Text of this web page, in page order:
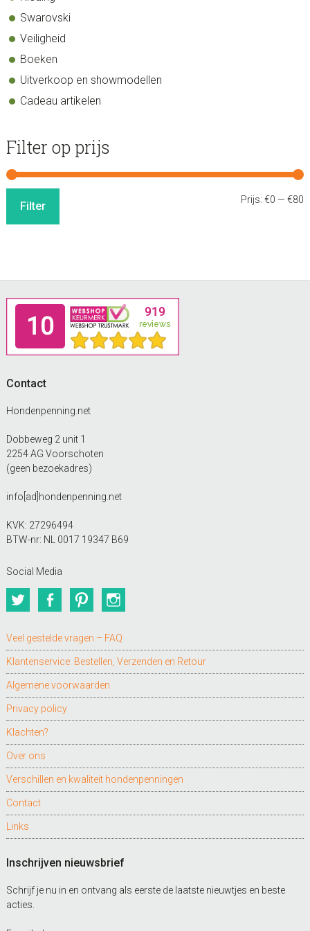
Swarovski
Veiligheid
Boeken
Uitverkoop en showmodellen
Cadeau artikelen
Filter op prijs
Filter Prijs:€0 —€80
Footer
Contact
Hondenpenning.net
Dobbeweg 2 unit 1
2254 AG Voorschoten
(geen bezoekadres)
info[ad]hondenpenning.net
KVK: 27296494
BTW-nr: NL 0017 19347 B69
Social Media
TwitterFacebookPinterest
Veel gestelde vragen – FAQ
Klantenservice: Bestellen, Verzenden en Retour
Algemene voorwaarden
Privacy policy
Klachten?
Over ons
Verschillen en kwaliteit hondenpenningen
Contact
Links
Inschrijven nieuwsbrief
Schrijf je nu in en ontvang als eerste de laatste nieuwtjes en beste
acties.